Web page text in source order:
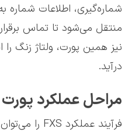
منتقل می‌شود تا تماس
نیز همین پورت، ولتاژ زنگ
درآید.
مراحل عملکرد پورت FXS
فرآیند عملکرد FXS را می‌توان در چند مرحله خلاصه کرد: